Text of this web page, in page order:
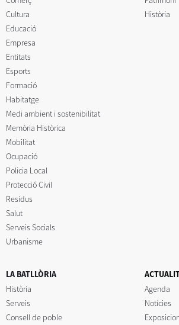
Cultura
Educació
Empresa
Entitats
Esports
Formació
Habitatge
Medi ambient i sostenibilitat
Memòria Històrica
Mobilitat
Ocupació
Policia Local
Protecció Civil
Residus
Salut
Serveis Socials
Urbanisme
Història
LA BATLLÒRIA
Història
Serveis
Consell de poble
Agenda
Notícies